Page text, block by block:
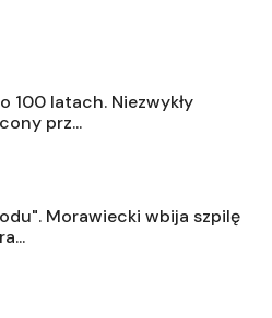
100 latach. Niezwykły
prz...
Morawiecki wbija szpilę